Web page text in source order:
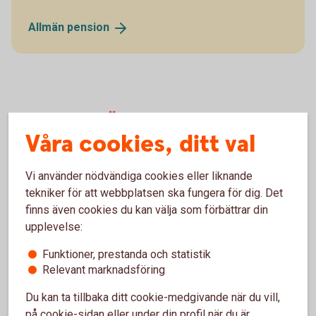
Allmän pension
och bostadstillägg
Utöver garantipensionen finns två andra stöd som du i
vissa fall kan få - äldreförsörjningsstödet och
bostadstillägg.
Äldreförsörjningsstödet är ett stöd för dig som har låg
pension eller ingen pension alls. Det kan vara för att du
endast yrkesarbetat en kortare del av ditt liv och haft låg
inte hunnit tjäna in någon inkomstpension, samtidigt som du
Våra cookies, ditt val
Vi använder nödvändiga cookies eller liknande
tekniker för att webbplatsen ska fungera för dig. Det
finns även cookies du kan välja som förbättrar din
upplevelse:
Funktioner, prestanda och statistik
Relevant marknadsföring
Du kan ta tillbaka ditt cookie-medgivande när du vill,